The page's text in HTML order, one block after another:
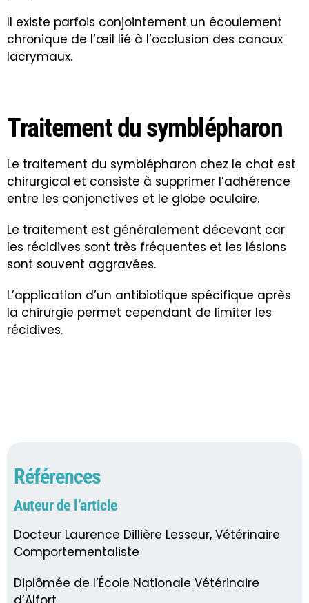
Il existe parfois conjointement un écoulement
chronique de l’œil lié à l’occlusion des canaux
lacrymaux.
Traitement du symblépharon
Le traitement du symblépharon chez le chat est
chirurgical et consiste à supprimer l’adhérence
entre les conjonctives et le globe oculaire.
Le traitement est généralement décevant car
les récidives sont très fréquentes et les lésions
sont souvent aggravées.
L’application d’un antibiotique spécifique après
la chirurgie permet cependant de limiter les
récidives.
Références
Auteur de l’article
Docteur Laurence Dillière Lesseur, Vétérinaire
Comportementaliste
Diplômée de l’École Nationale Vétérinaire